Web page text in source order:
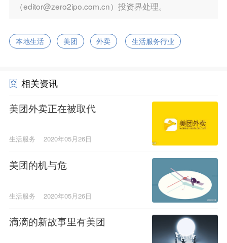
（editor@zero2ipo.com.cn）投资界处理。
本地生活 美团 外卖 生活服务行业
相关资讯
美团外卖正在被取代
生活服务 2020年05月26日
美团的机与危
生活服务 2020年05月26日
滴滴的新故事里有美团